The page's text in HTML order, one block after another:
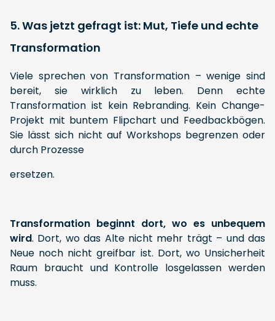
5. Was jetzt gefragt ist: Mut, Tiefe und echte
Transformation
Viele sprechen von Transformation – wenige sind
bereit, sie wirklich zu leben. Denn echte
Transformation ist kein Rebranding. Kein Change-
Projekt mit buntem Flipchart und Feedbackbögen.
Sie lässt sich nicht auf Workshops begrenzen oder
durch Prozesse
ersetzen.
Transformation beginnt dort, wo es unbequem
wird. Dort, wo das Alte nicht mehr trägt – und das
Neue noch nicht greifbar ist. Dort, wo Unsicherheit
Raum braucht und Kontrolle losgelassen werden
muss.